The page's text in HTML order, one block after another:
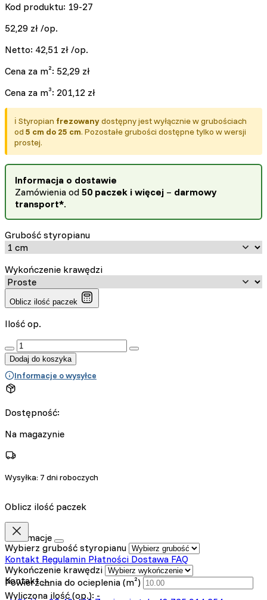
Kod produktu: 19-27
52,29 zł /op.
Netto: 42,51 zł /op.
Cena za m²: 52,29 zł
Cena za m³: 201,12 zł
ℹ️ Styropian frezowanydostępny jest wyłącznie w grubościach
od 5 cm do 25 cm. Pozostałe grubości dostępne tylko w wersji
prostej.
Informacja o dostawie
Zamówienia od 50 paczek i więcej – darmowy
transport*.
Grubość styropianu
Wykończenie krawędzi
Oblicz ilość paczek
Ilość op.
:product_name quantity
Dodaj do koszyka
Informacje o wysyłce
Dostępność:
Na magazynie
Wysyłka: 7 dni roboczych
Oblicz ilość paczek
Wybierz grubość styropianu
Wykończenie krawędzi
Powierzchnia do ocieplenia (m²)
Wyliczona ilość (op.): -
Informacje
Kontakt Regulamin Płatności Dostawa FAQ
Kontakt